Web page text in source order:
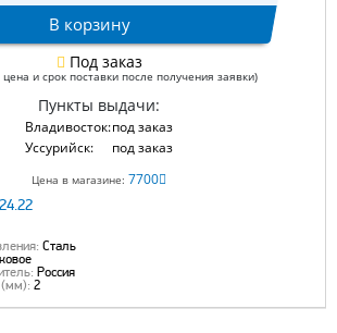
В корзину
Под заказ
цена и срок поставки после получения заявки)
Пункты выдачи:
Владивосток:под заказ
Уссурийск:
под заказ
Цена в магазине: 7700
Сталь
Россия
(мм): 2